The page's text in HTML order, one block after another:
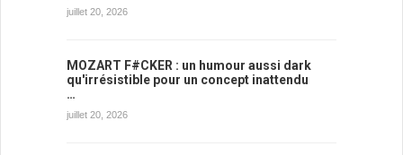
juillet 20, 2026
MOZART F#CKER : un humour aussi dark
qu'irrésistible pour un concept inattendu
…
juillet 20, 2026